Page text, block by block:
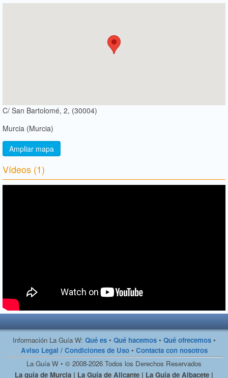
C/ San Bartolomé, 2, (30004)
Murcia (Murcia)
Ampliar mapa
Vídeos (1)
Información La Guía W: Qué es• Qué hacemos• Qué ofrecemos•
Aviso Legal / Condiciones de Uso• Contacta con nosotros
La Guía W • © 2008-2026 Todos los Derechos Reservados
La guía de Murcia | La Guía de Alicante | La Guía de Albacete |